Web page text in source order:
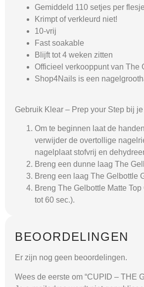
Gemiddeld 110 setjes per flesje
Krimpt of verkleurd niet!
10-vrij
Fast soakable
Blijft tot 4 weken zitten
Officieel verkooppunt van The
Shop4Nails is een
Gebruik Klear – Prep your Step bij
Om te beginnen laat de
verwijder de overtollige
nagelplaat stofvrij en
Breng een dunne laag The
Breng een laag The Gelbottle
Breng The Gelbottle Matte
tot 60 sec.).
BEOORDELINGEN
Er zijn nog geen beoordelingen.
Wees de eerste om “CUPID – THE